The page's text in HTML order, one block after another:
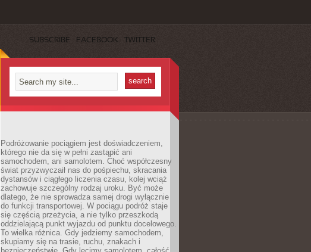
SUBSCRIBE FACEBOOK TWITTER
Podróżowanie pociągiem jest doświadczeniem,
którego nie da się w pełni zastąpić ani
samochodem, ani samolotem. Choć współczesny
świat przyzwyczaił nas do pośpiechu, skracania
dystansów i ciągłego liczenia czasu, kolej wciąż
zachowuje szczególny rodzaj uroku. Być może
dlatego, że nie sprowadza samej drogi wyłącznie
do funkcji transportowej. W pociągu podróż staje
się częścią przeżycia, a nie tylko przeszkodą
oddzielającą punkt wyjazdu od punktu docelowego.
To wielka różnica. Gdy jedziemy samochodem,
skupiamy się na trasie, ruchu, znakach i